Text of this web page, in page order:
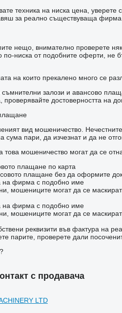
техника на ниска цена,
за реално съществуваща
нещо, внимателно проверете
по-ниска от подобните оферти, не
на които прекалено много се
залози и авансово
проверявайте достоверността на
вид мошеничество.
сума пари, да изчезнат и да не
това мошеничество могат да се
плащане по карта
плащане без да оформите
на фирма с подобно име
мошениците могат да се
на фирма с подобно име
мошениците могат да се
реквизити във фактура на
парите, проверете дали
с продавача
LTD